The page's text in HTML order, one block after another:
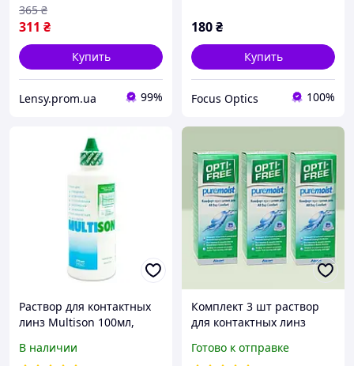
311 ₴
365 ₴
Купить
Lensy.prom.ua 99%
180₴
Купить
Focus Optics 100%
Раствор для контактных
линз Multison 100мл,
Мультисон, Вода для линз
В наличии
Комплект 3 шт раствор
для контактных линз
300 мл + контейнер
Готово к отправке